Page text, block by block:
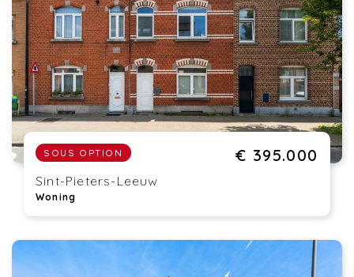
SOUS OPTION € 395.000
Sint-Pieters-Leeuw
Woning